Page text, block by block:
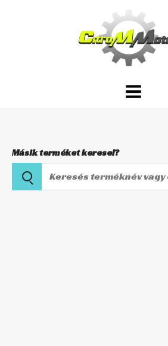
Másik terméket keresel?
Keresés
terméknév